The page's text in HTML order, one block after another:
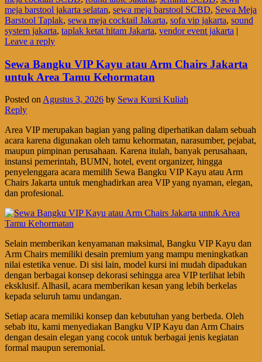
meja barstool jakarta selatan, sewa meja barstool SCBD, Sewa Meja
Barstool Taplak, sewa meja cocktail Jakarta, sofa vip jakarta, sound
system jakarta, taplak ketat hitam Jakarta, vendor event jakarta |
Leave a reply
Sewa Bangku VIP Kayu atau Arm Chairs Jakarta
untuk Area Tamu Kehormatan
Posted on Agustus 3, 2026 by Sewa Kursi Kuliah
Reply
Area VIP merupakan bagian yang paling diperhatikan dalam sebuah
acara karena digunakan oleh tamu kehormatan, narasumber, pejabat,
maupun pimpinan perusahaan. Karena itulah, banyak perusahaan,
instansi pemerintah, BUMN, hotel, event organizer, hingga
penyelenggara acara memilih Sewa Bangku VIP Kayu atau Arm
Chairs Jakarta untuk menghadirkan area VIP yang nyaman, elegan,
dan profesional.
Selain memberikan kenyamanan maksimal, Bangku VIP Kayu dan
Arm Chairs memiliki desain premium yang mampu meningkatkan
nilai estetika venue. Di sisi lain, model kursi ini mudah dipadukan
dengan berbagai konsep dekorasi sehingga area VIP terlihat lebih
eksklusif. Alhasil, acara memberikan kesan yang lebih berkelas
kepada seluruh tamu undangan.
Setiap acara memiliki konsep dan kebutuhan yang berbeda. Oleh
sebab itu, kami menyediakan Bangku VIP Kayu dan Arm Chairs
dengan desain elegan yang cocok untuk berbagai jenis kegiatan
formal maupun seremonial.